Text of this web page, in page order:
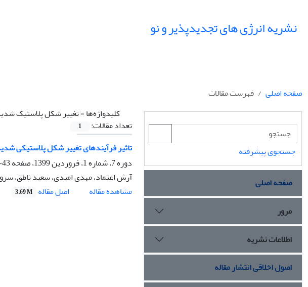
نشریه انرژی های تجدیدپذیر و نو
صفحه اصلی
فهرست مقالات
کلیدواژه‌ها =تغییر شکل پلاستیک
تعداد مقالات:
1
تاثیر فرآیندهای تغییر شکل پلاستیکی
دوره 7، شماره 1، فروردین 1399، صفحه
43-56
آرش اعتماد، مهدی امیدی، سعید ناطق،
مشاهده مقاله
اصل مقاله 3.69 M
جستجوی پیشرفته
صفحه اصلی
مرور
اطلاعات نشریه
اصول اخلاقی انتشار مقاله